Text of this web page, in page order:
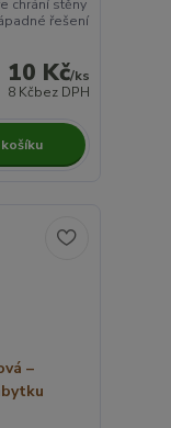
chrání stěny
řešení
10 Kč/ks
8 Kčbez DPH